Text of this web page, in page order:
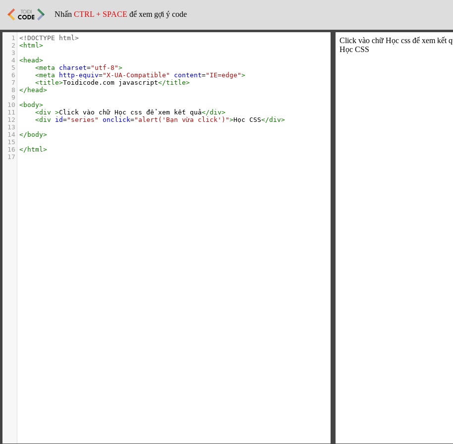
Nhấn CTRL + SPACE để xem gợi ý code
1 <!DOCTYPE html>
2 <html>
3
4 <head>
5
<meta charset="utf-8">
6
<meta http-equiv="X-UA-Compatible" content="IE=edge">
7
<title>Toidicode.com javascript</title>
8 </ head>
9
10 <body>
11
<div >Click vào chữ Học css để xem kết quả</div>
12
<div id="series" onclick="alert('Bạn vừa click')">Học CSS</div>
13
14 </ body>
15
16 </ html>
17